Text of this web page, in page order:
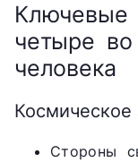
четыре
человека
Космическое
Стороны